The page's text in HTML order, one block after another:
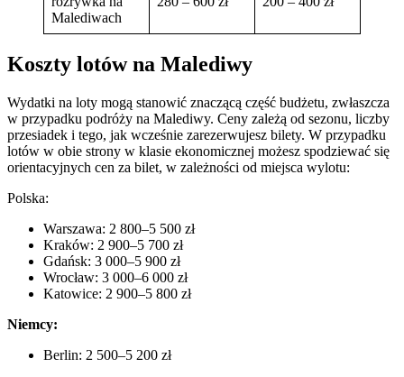
Malediwach
Koszty lotów na Malediwy
Wydatki na loty mogą stanowić znaczącą część budżetu, zwłaszcza
w przypadku podróży na Malediwy. Ceny zależą od sezonu, liczby
przesiadek i tego, jak wcześnie zarezerwujesz bilety. W przypadku
lotów w obie strony w klasie ekonomicznej możesz spodziewać się
orientacyjnych cen za bilet, w zależności od miejsca wylotu:
Polska:
Warszawa: 2 800–5 500 zł
Kraków: 2 900–5 700 zł
Gdańsk: 3 000–5 900 zł
Wrocław: 3 000–6 000 zł
Katowice: 2 900–5 800 zł
Niemcy:
Berlin: 2 500–5 200 zł